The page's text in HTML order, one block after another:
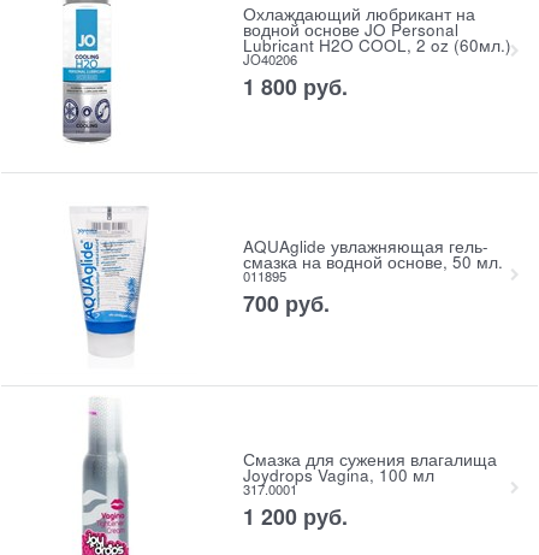
Охлаждающий любрикант на
водной основе JO Personal
Lubricant H2O COOL, 2 oz (60мл.)
JO40206
1 800 руб.
AQUAglide увлажняющая гель-
смазка на водной основе, 50 мл.
011895
700 руб.
Смазка для сужения влагалища
Joydrops Vagina, 100 мл
317.0001
1 200 руб.